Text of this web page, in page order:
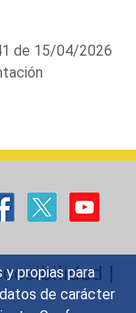
propias para
de carácter
de 15/04/2026
|